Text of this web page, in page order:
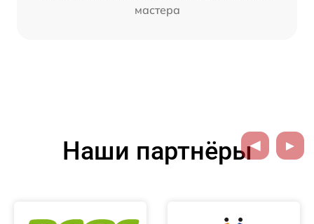
мастера
Наши партнёры